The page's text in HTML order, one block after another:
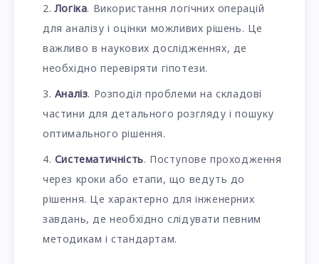
Логіка. Використання логічних операцій
для аналізу і оцінки можливих рішень. Це
важливо в наукових дослідженнях, де
необхідно перевіряти гіпотези.
Аналіз. Розподіл проблеми на складові
частини для детального розгляду і пошуку
оптимального рішення.
Систематичність. Поступове проходження
через кроки або етапи, що ведуть до
рішення. Це характерно для інженерних
завдань, де необхідно слідувати певним
методикам і стандартам.